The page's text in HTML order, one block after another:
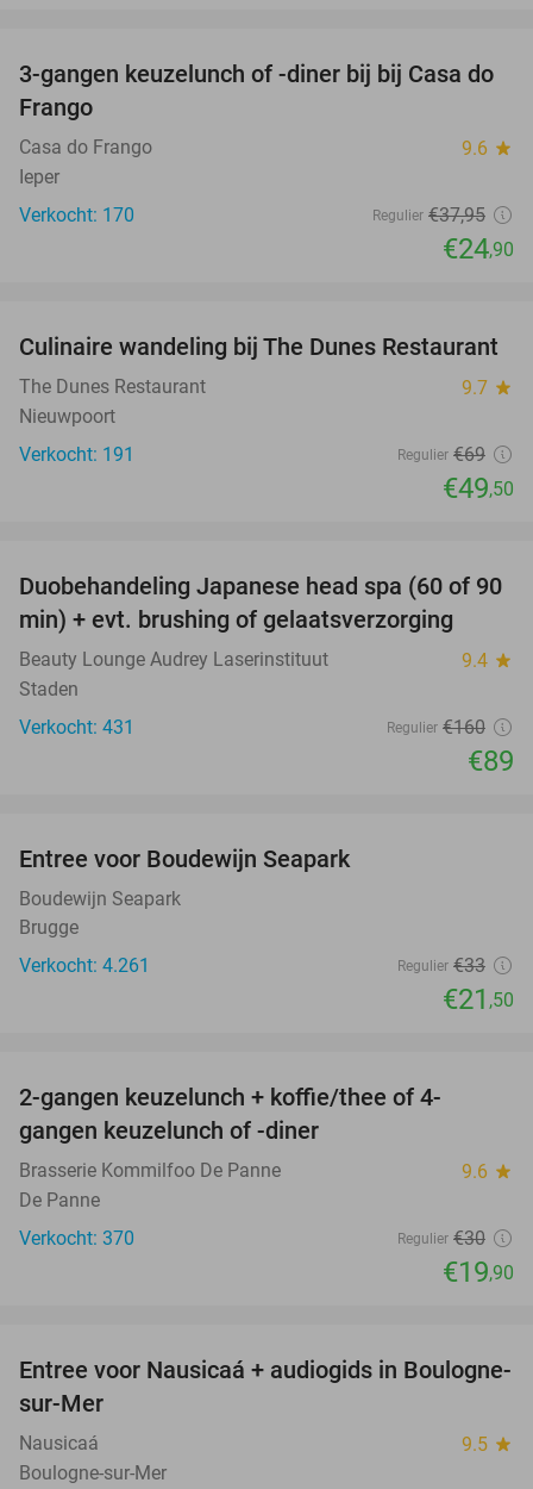
34%
3-gangen keuzelunch of -diner bij bij Casa do
Frango
Casa do Frango 9.6 star
Ieper
Verkocht: 170
Regulier €37,95
€24,90
28%
Culinaire wandeling bij The Dunes Restaurant
The Dunes Restaurant 9.7 star
Nieuwpoort
Verkocht: 191
Regulier €69
€49,50
44%
Duobehandeling Japanese head spa (60 of 90
min) + evt. brushing of gelaatsverzorging
Beauty Lounge Audrey Laserinstituut 9.4 star
Staden
Verkocht: 431
Regulier €160
€89
Entree voor Boudewijn Seapark
Boudewijn Seapark
Brugge
Verkocht: 4.261
Regulier €33
€21 ,50
2-gangen keuzelunch + koffie/thee of 4-
gangen keuzelunch of -diner
Brasserie Kommilfoo De Panne 9.6 star
De Panne
Verkocht: 370
Regulier €30
€19,90
27%
Entree voor Nausicaá + audiogids in Boulogne-
sur-Mer
Nausicaá 9.5 star
Boulogne-sur-Mer